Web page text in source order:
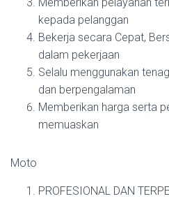
kepada pelanggan
Bekerja secara Cepat,
dalam pekerjaan
Selalu menggunakan
dan berpengalaman
Memberikan harga serta
memuaskan
Moto
PROFESIONAL DAN